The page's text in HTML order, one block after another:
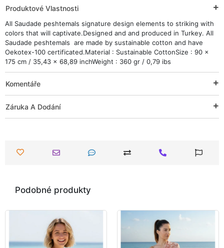
Produktové Vlastnosti
All Saudade peshtemals signature design elements to striking with
colors that will captivate.Designed and and produced in Turkey. All
Saudade peshtemals are made by sustainable cotton and have
Oekotex-100 certificated.Material : Sustainable CottonSize : 90 x
175 cm / 35,43 x 68,89 inchWeight : 360 gr / 0,79 ibs
Komentáře
Záruka A Dodání
Podobné produkty